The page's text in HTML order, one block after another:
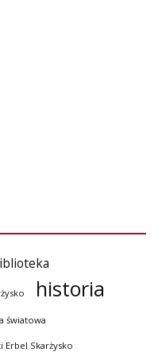
historia
światowa
Erbel Skarżysko